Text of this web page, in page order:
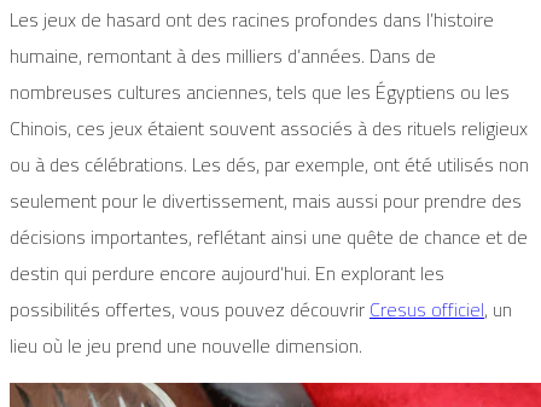
Les jeux de hasard ont des racines profondes dans l’histoire
humaine, remontant à des milliers d’années. Dans de
nombreuses cultures anciennes, tels que les Égyptiens ou les
Chinois, ces jeux étaient souvent associés à des rituels religieux
ou à des célébrations. Les dés, par exemple, ont été utilisés non
seulement pour le divertissement, mais aussi pour prendre des
décisions importantes, reflétant ainsi une quête de chance et de
destin qui perdure encore aujourd’hui. En explorant les
possibilités offertes, vous pouvez découvrirCresus officiel, un
lieu où le jeu prend une nouvelle dimension.